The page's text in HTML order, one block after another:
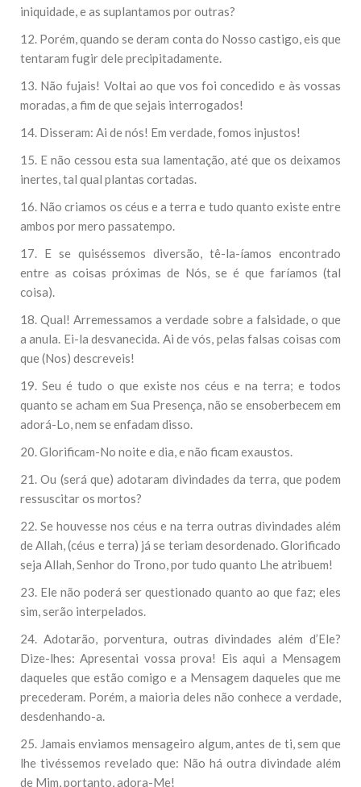
iniquidade, e as suplantamos por outras?
12. Porém, quando se deram conta do Nosso castigo, eis que
tentaram fugir dele precipitadamente.
13. Não fujais! Voltai ao que vos foi concedido e às vossas
moradas, a fim de que sejais interrogados!
14. Disseram: Ai de nós! Em verdade, fomos injustos!
15. E não cessou esta sua lamentação, até que os deixamos
inertes, tal qual plantas cortadas.
16. Não criamos os céus e a terra e tudo quanto existe entre
ambos por mero passatempo.
17. E se quiséssemos diversão, tê-la-íamos encontrado
entre as coisas próximas de Nós, se é que faríamos (tal
coisa).
18. Qual! Arremessamos a verdade sobre a falsidade, o que
a anula. Ei-la desvanecida. Ai de vós, pelas falsas coisas com
que (Nos) descreveis!
19. Seu é tudo o que existe nos céus e na terra; e todos
quanto se acham em Sua Presença, não se ensoberbecem em
adorá-Lo, nem se enfadam disso.
20. Glorificam-No noite e dia, e não ficam exaustos.
21. Ou (será que) adotaram divindades da terra, que podem
ressuscitar os mortos?
22. Se houvesse nos céus e na terra outras divindades além
de Allah, (céus e terra) já se teriam desordenado. Glorificado
seja Allah, Senhor do Trono, por tudo quanto Lhe atribuem!
23. Ele não poderá ser questionado quanto ao que faz; eles
sim, serão interpelados.
24. Adotarão, porventura, outras divindades além d’Ele?
Dize-lhes: Apresentai vossa prova! Eis aqui a Mensagem
daqueles que estão comigo e a Mensagem daqueles que me
precederam. Porém, a maioria deles não conhece a verdade,
desdenhando-a.
25. Jamais enviamos mensageiro algum, antes de ti, sem que
lhe tivéssemos revelado que: Não há outra divindade além
de Mim, portanto, adora-Me!